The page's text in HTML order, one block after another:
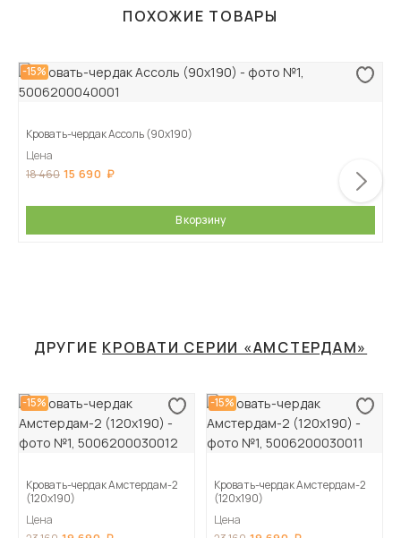
ПОХОЖИЕ ТОВАРЫ
-15%
Кровать-чердак Ассоль (90х190)
Цена
18 460 15 690
В корзину
ДРУГИЕ КРОВАТИ СЕРИИ «АМСТЕРДАМ»
-15%
Кровать-чердак Амстердам-2
(120х190)
Цена
-15%
Кровать-чердак Амстердам-2
(120х190)
Цена